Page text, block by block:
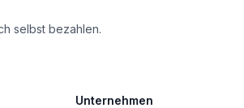
selbst bezahlen.
Unternehmen